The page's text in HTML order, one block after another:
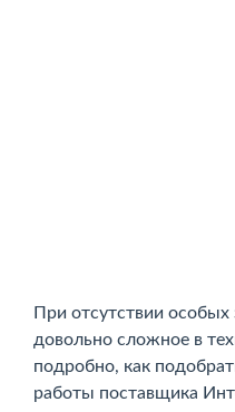
При отсутствии
довольно сложное в
подробно, как
работы поставщика